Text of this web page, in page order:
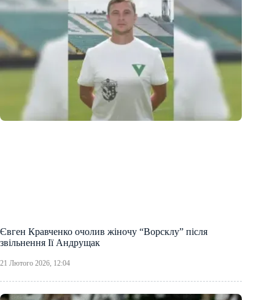
Євген Кравченко очолив жіночу “Ворсклу” після
звільнення Ії Андрущак
21 Лютого 2026, 12:04